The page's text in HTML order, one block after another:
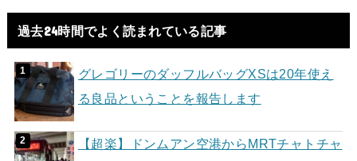
過去24時間でよく読まれている記事
グレゴリーのダッフルバッグXSは20年使え
る良品ということを報告します
【超楽】ドンムアン空港からMRTチャトチャ